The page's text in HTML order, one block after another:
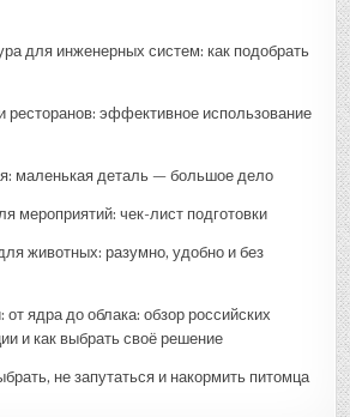
для инженерных систем: как подобрать
ресторанов: эффективное использование
маленькая деталь — большое дело
мероприятий: чек-лист подготовки
животных: разумно, удобно и без
от ядра до облака: обзор российских
и как выбрать своё решение
не запутаться и накормить питомца